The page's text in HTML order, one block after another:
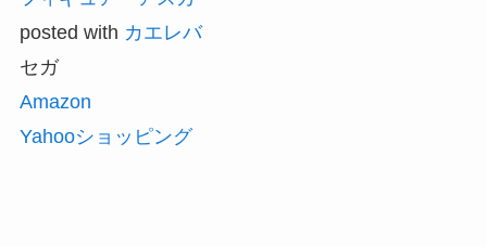
posted with カエレバ
セガ
Amazon
Yahooショッピング